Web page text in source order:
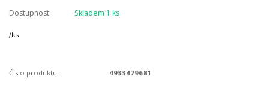
Dostupnost Skladem 1 ks
/ks
Číslo produktu: 4933479681